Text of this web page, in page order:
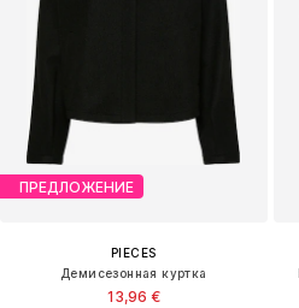
ПРЕДЛОЖЕНИЕ
PIECES
Демисезонная куртка
13,96 €